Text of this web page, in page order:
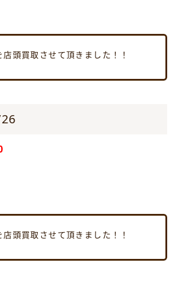
頭買取させて頂きました！！
頭買取させて頂きました！！